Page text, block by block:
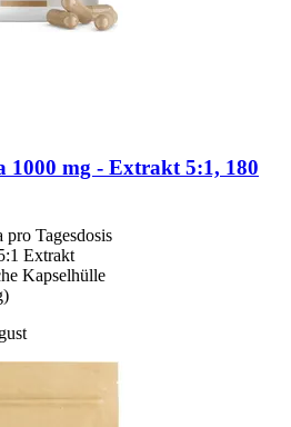
1000 mg -​ Extrakt 5:1, 180
pro Tagesdosis
Extrakt
Kapselhülle